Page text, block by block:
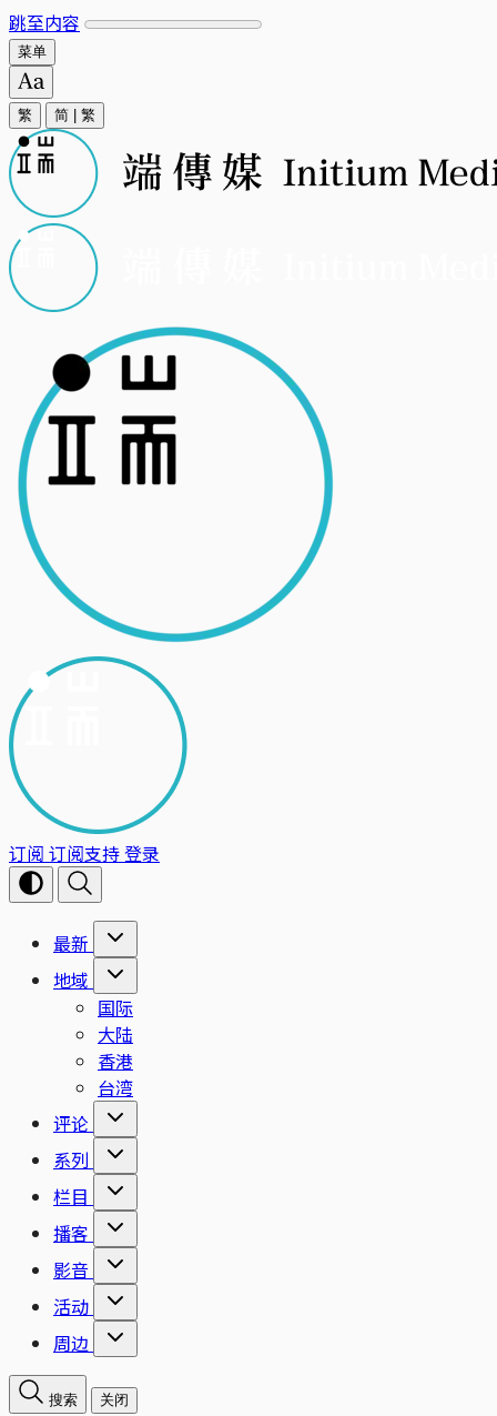
跳至内容
菜单
繁 简 繁
订阅 订阅支持登录
最新
地域
国际
大陆
香港
台湾
评论
系列
栏目
播客
影音
活动
周边
搜索 关闭